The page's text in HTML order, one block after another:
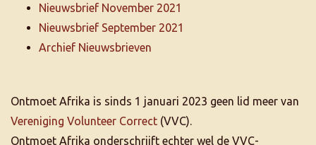
Nieuwsbrief November 2021
Nieuwsbrief September 2021
Archief Nieuwsbrieven
Ontmoet Afrika is sinds 1 januari 2023 geen lid meer van
Vereniging Volunteer Correct (VVC).
Ontmoet Afrika onderschrijft echter wel de VVC-